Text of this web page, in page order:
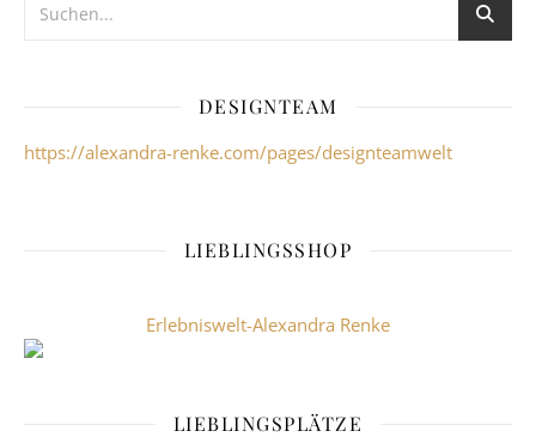
DESIGNTEAM
https://alexandra-renke.com/pages/designteamwelt
LIEBLINGSSHOP
Erlebniswelt-Alexandra Renke
LIEBLINGSPLÄTZE